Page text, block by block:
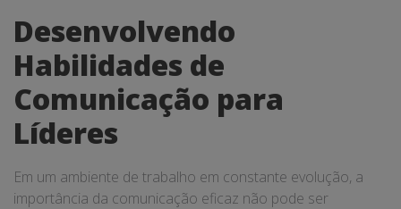
Desenvolvendo
Habilidades de
Comunicação para
Líderes
Em um ambiente de trabalho em constante evolução, a
importância da comunicação eficaz não pode ser